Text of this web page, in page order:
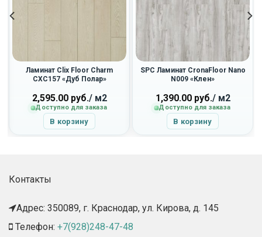
Ламинат Clix Floor Charm
CXC157 «Дуб Полар»
2,595.00руб./ м2
Доступно для заказа
В корзину
SPC Ламинат CronaFloor Nano
N009 «Клен»
1,390.00руб./ м2
Доступно для заказа
В корзину
Контакты
Адрес: 350089, г. Краснодар, ул. Кирова, д. 145​
Телефон: +7(928)248-47-48